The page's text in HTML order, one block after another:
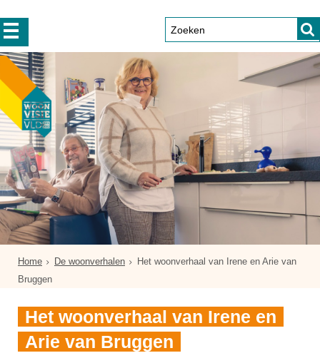
Home De woonverhalen
Het woonverhaal van Irene en Arie van
Bruggen
Het woonverhaal van Irene en
Arie van Bruggen